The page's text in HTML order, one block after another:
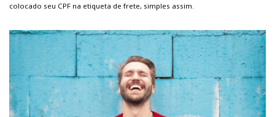
colocado seu CPF na etiqueta de frete, simples assim.